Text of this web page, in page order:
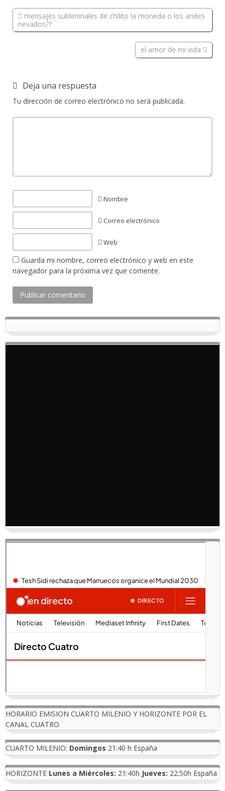
mensajes subliminales de chilito la moneda o los andes
nevados??
el amor de mi vida
Deja una respuesta
Tu dirección de correo electrónico no será publicada.
Nombre
Correo electrónico
Web
Guarda mi nombre, correo electrónico y web en este
navegador para la próxima vez que comente.
HORARIO EMISION CUARTO MILENIO Y HORIZONTE POR EL
CANAL CUATRO
CUARTO MILENIO: Domingos 21:40 h España
HORIZONTE Lunes a Miércoles: 21:40h Jueves: 22:50h España